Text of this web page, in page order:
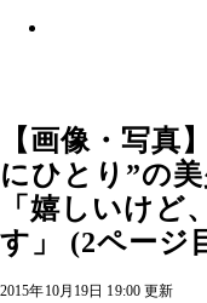
【画像・写真
にひとり”の
「嬉しいけど
す」 (2ページ
2015年10月19日 19:00 更新